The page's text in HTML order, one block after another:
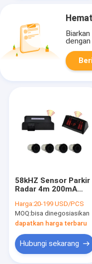
dengan
58kHZ Sensor Parkir
Radar 4m 200mA
Nirkabel Tampilan
LED Truk
Harga:20-199 USD/PCS
MOQ:bisa dinegosiasikan
dapatkan harga terbaru
Hubungi sekarang